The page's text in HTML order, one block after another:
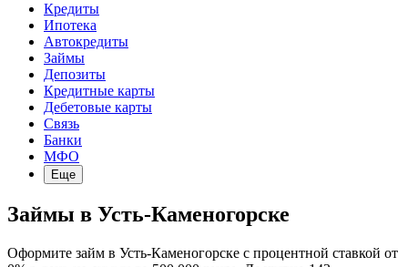
Кредиты
Ипотека
Автокредиты
Займы
Депозиты
Кредитные карты
Дебетовые карты
Связь
Банки
МФО
Еще
Займы в Усть-Каменогорске
Оформите займ в Усть-Каменогорске с процентной ставкой от